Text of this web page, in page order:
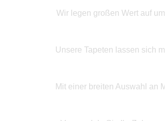
Wir legen großen Wert auf
Unsere Tapeten lassen sich
Mit einer breiten Auswahl an